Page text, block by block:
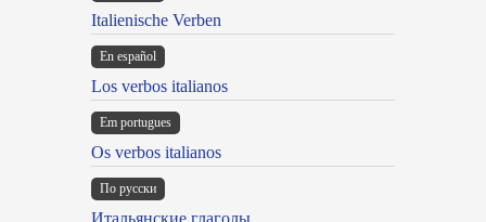
Italienische Verben
En español
Los verbos italianos
Em portugues
Os verbos italianos
По русски